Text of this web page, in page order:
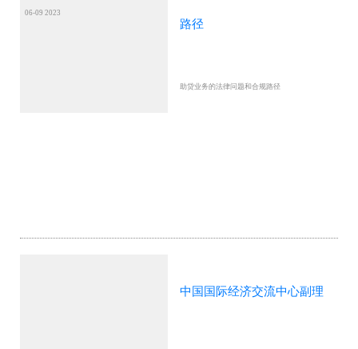
06-09 2023
路径
助贷业务的法律问题和合规路径
中国国际经济交流中心副理